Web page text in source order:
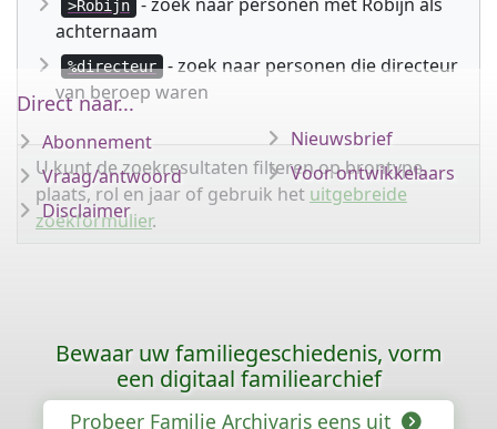
>Robijn
achternaam
%directeur
- zoek naar personen die directeur
van beroep waren
U kunt de zoekresultaten filteren op brontype,
plaats, rol en jaar of gebruik het uitgebreide
zoekformulier.
Direct naar...
Abonnement
Vraag/antwoord
Disclaimer
Nieuwsbrief
Voor ontwikkelaars
Bewaar uw familiegeschiedenis, vorm
een digitaal familiearchief
Probeer Familie Archivaris eens uit